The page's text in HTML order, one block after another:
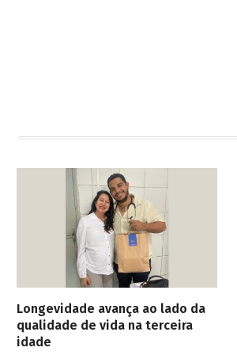
Longevidade avança ao lado da
qualidade de vida na terceira
idade